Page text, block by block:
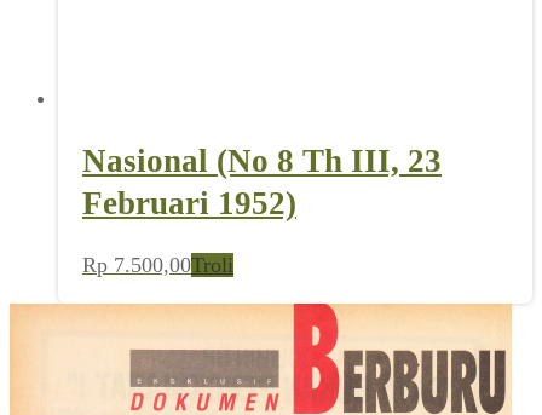
Nasional (No 8 Th III, 23
Februari 1952)
Rp 7.500,00Troli